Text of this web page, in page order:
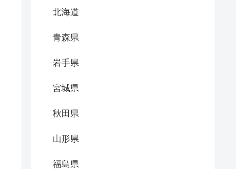
北海道
青森県
岩手県
宮城県
秋田県
山形県
福島県